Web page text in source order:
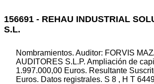
156691 - REHAU INDUSTRIAL
S.L.
Nombramientos. Auditor: FORVIS
AUDITORES S.L.P. Ampliación de
1.997.000,00 Euros. Resultante
Euros. Datos registrales. S 8 , H T